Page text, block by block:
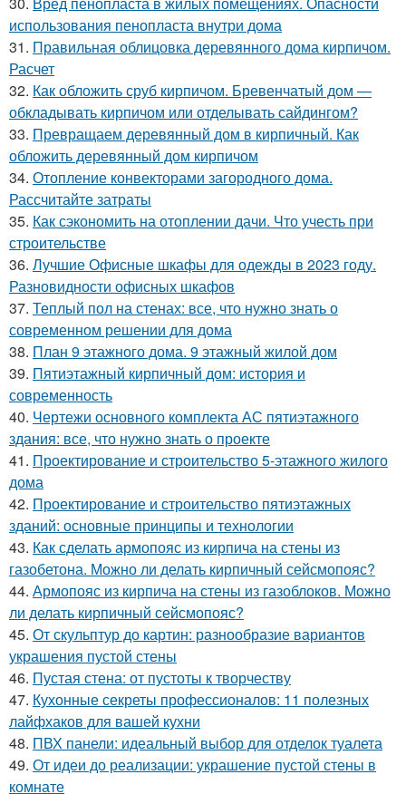
использования пенопласта внутри дома
31. Правильная облицовка деревянного дома кирпичом.
Расчет
32. Как обложить сруб кирпичом. Бревенчатый дом —
обкладывать кирпичом или отделывать сайдингом?
33. Превращаем деревянный дом в кирпичный. Как
обложить деревянный дом кирпичом
34. Отопление конвекторами загородного дома.
Рассчитайте затраты
35. Как сэкономить на отоплении дачи. Что учесть при
строительстве
36. Лучшие Офисные шкафы для одежды в 2023 году.
Разновидности офисных шкафов
37. Теплый пол на стенах: все, что нужно знать о
современном решении для дома
38. План 9 этажного дома. 9 этажный жилой дом
39. Пятиэтажный кирпичный дом: история и
современность
40. Чертежи основного комплекта АС пятиэтажного
здания: все, что нужно знать о проекте
41. Проектирование и строительство 5-этажного жилого
дома
42. Проектирование и строительство пятиэтажных
зданий: основные принципы и технологии
43. Как сделать армопояс из кирпича на стены из
газобетона. Можно ли делать кирпичный сейсмопояс?
44. Армопояс из кирпича на стены из газоблоков. Можно
ли делать кирпичный сейсмопояс?
45. От скульптур до картин: разнообразие вариантов
украшения пустой стены
46. Пустая стена: от пустоты к творчеству
47. Кухонные секреты профессионалов: 11 полезных
лайфхаков для вашей кухни
48. ПВХ панели: идеальный выбор для отделок туалета
49. От идеи до реализации: украшение пустой стены в
комнате